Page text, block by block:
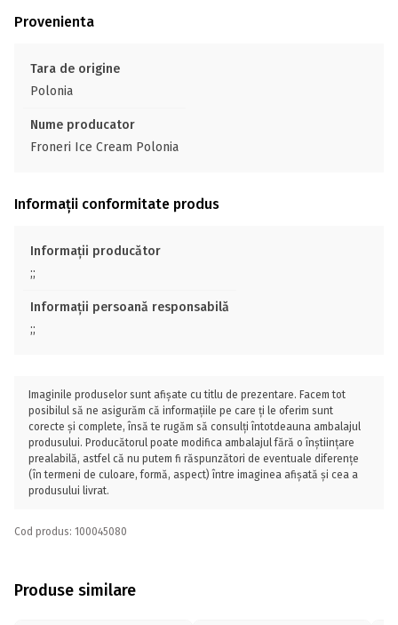
Provenienta
Tara de origine
Polonia
Nume producator
Froneri Ice Cream Polonia
Informații conformitate produs
Informații producător
;;
Informații persoană responsabilă
;;
Imaginile produselor sunt afișate cu titlu de prezentare. Facem tot
posibilul să ne asigurăm că informațiile pe care ți le oferim sunt
corecte și complete, însă te rugăm să consulți întotdeauna ambalajul
produsului. Producătorul poate modifica ambalajul fără o înștiințare
prealabilă, astfel că nu putem fi răspunzători de eventuale diferențe
(în termeni de culoare, formă, aspect) între imaginea afișată și cea a
produsului livrat.
Cod produs: 100045080
Produse similare